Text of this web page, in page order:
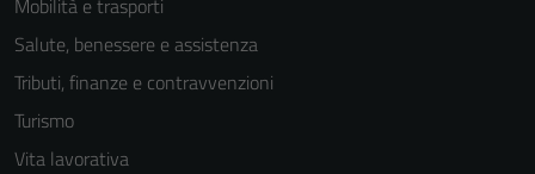
Mobilità e trasporti
Salute, benessere e assistenza
Tributi, finanze e contravvenzioni
Turismo
Vita lavorativa